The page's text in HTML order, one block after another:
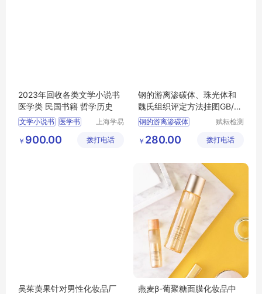
2023年回收各类文学小说书
医学类 民国书籍 哲学历史
文学小说书 医学书
历史书籍
上海学易
限公司
￥ 900.00 拨打电话
钢的游离渗碳体、珠光体和
魏氏组织评定方法挂图GB/T1
3299-2022
钢的游离渗碳体
金相评级标准挂图
金相挂图
赋耘检测
海)有限
￥ 280.00 拨打电话
吴茱萸果针对男性化妆品厂
燕麦β-葡聚糖面膜化妆品中